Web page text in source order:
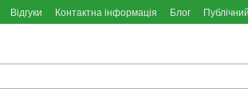
Відгуки Контактна інформація Блог